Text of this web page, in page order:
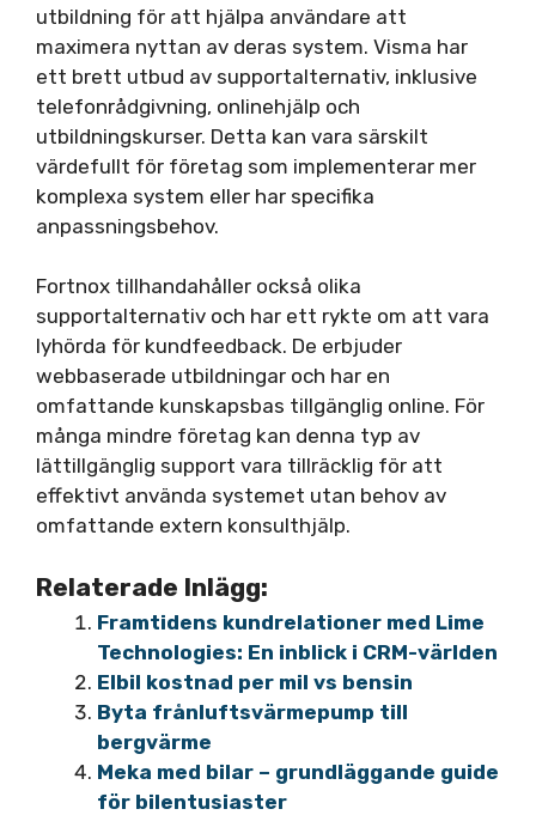
utbildning för att hjälpa användare att
maximera nyttan av deras system. Visma har
ett brett utbud av supportalternativ, inklusive
telefonrådgivning, onlinehjälp och
utbildningskurser. Detta kan vara särskilt
värdefullt för företag som implementerar mer
komplexa system eller har specifika
anpassningsbehov.
Fortnox tillhandahåller också olika
supportalternativ och har ett rykte om att vara
lyhörda för kundfeedback. De erbjuder
webbaserade utbildningar och har en
omfattande kunskapsbas tillgänglig online. För
många mindre företag kan denna typ av
lättillgänglig support vara tillräcklig för att
effektivt använda systemet utan behov av
omfattande extern konsulthjälp.
Relaterade Inlägg:
Framtidens kundrelationer med Lime
Technologies: En inblick i CRM-världen
Elbil kostnad per mil vs bensin
Byta frånluftsvärmepump till
bergvärme
Meka med bilar – grundläggande guide
för bilentusiaster